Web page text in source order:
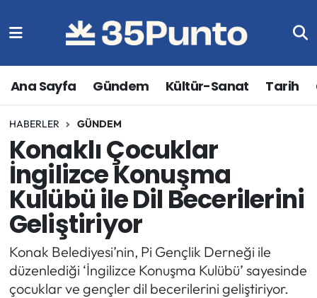
Ana Sayfa Gündem Kültür-Sanat Tarih
HABERLER GÜNDEM
Konaklı Çocuklar
İngilizce Konuşma
Kulübü ile Dil Becerilerini
Geliştiriyor
Konak Belediyesi’nin, Pi Gençlik Derneği ile
düzenlediği ‘İngilizce Konuşma Kulübü’ sayesinde
çocuklar ve gençler dil becerilerini geliştiriyor.